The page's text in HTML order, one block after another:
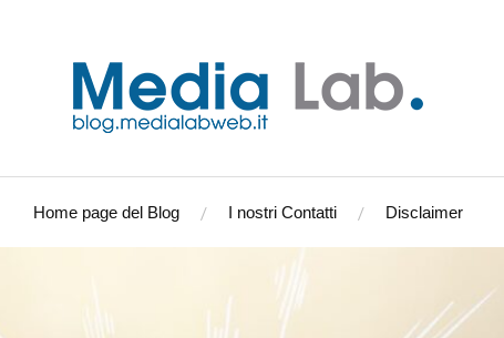
Home page del Blog I nostri Contatti Disclaimer